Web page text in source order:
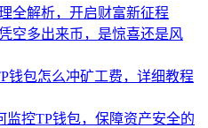
全解析，开启财富新征程
空多出来币，是惊喜还是风
钱包怎么冲矿工费，详细教程
监控TP钱包，保障资产安全的